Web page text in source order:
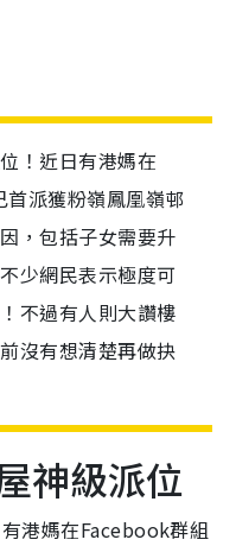
！近日有港媽在
派獲粉嶺鳳凰嶺邨
，包括子女需要升
少網民表示極度可
不過有人則大讚樓
沒有想清楚再做抉
神級派位
港媽在Facebook群組